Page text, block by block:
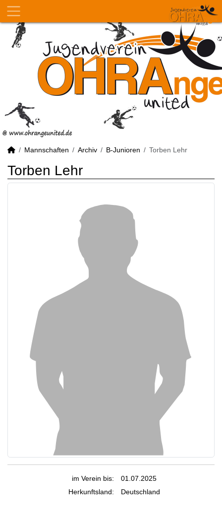
Mannschaften Archiv B-Junioren Torben Lehr
Torben Lehr
im Verein bis:
01.07.2025
Herkunftsland:
Deutschland